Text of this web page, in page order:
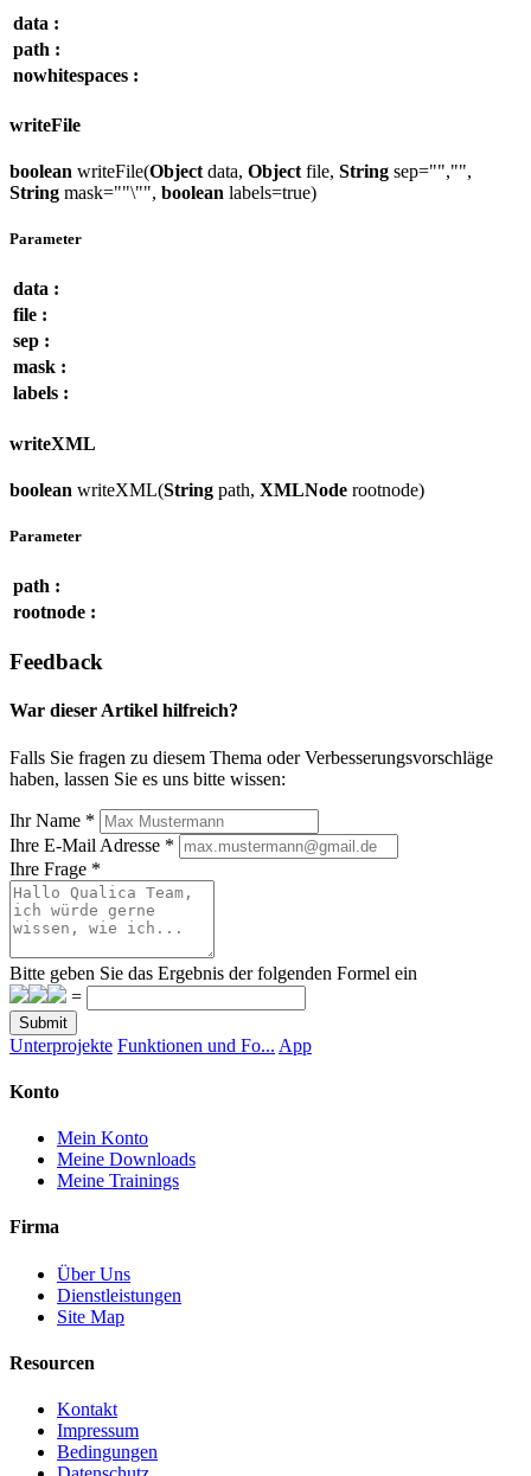
data :
path :
nowhitespaces :
writeFile
boolean writeFile(Object data, Object file, String sep="","",
String mask=""\"", boolean labels=true)
Parameter
data :
file :
sep :
mask :
labels :
writeXML
boolean writeXML(String path, XMLNode rootnode)
Parameter
path :
rootnode :
Feedback
War dieser Artikel hilfreich?
Falls Sie fragen zu diesem Thema oder Verbesserungsvorschläge
haben, lassen Sie es uns bitte wissen:
Ihr Name *
Ihre E-Mail Adresse *
Ihre Frage *
Bitte geben Sie das Ergebnis der folgenden Formel ein
=
Submit
Unterprojekte Funktionen und Fo... App
Konto
Mein Konto
Meine Downloads
Meine Trainings
Firma
Über Uns
Dienstleistungen
Site Map
Resourcen
Kontakt
Impressum
Bedingungen